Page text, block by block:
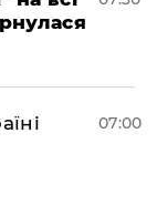
07:00